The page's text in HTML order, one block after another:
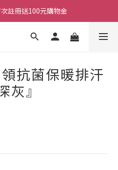
次註冊送100元購物金
抗菌保暖排汗
灰』